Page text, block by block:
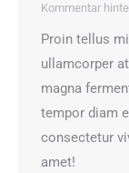
Kommentar
Proin tellus
ullamcorper
magna
tempor diam
consectetur
amet!